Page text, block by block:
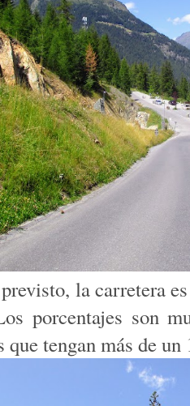
la carretera
porcentajes son
tengan más de